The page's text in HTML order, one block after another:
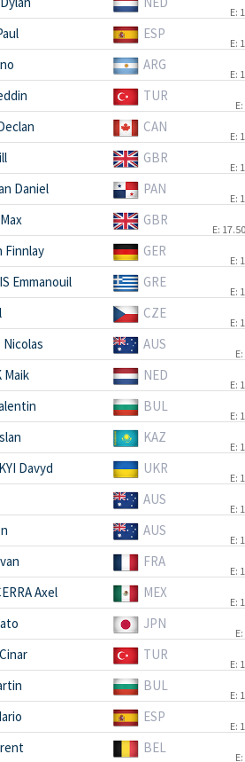
E:
ESP
E:
ARG
E:
TUR
CAN
E:
GBR
E:
Daniel PAN
E:
GBR
E:
Finnlay GER
E:
Emmanouil GRE
E:
CZE
E:
Nicolas AUS
Maik NED
E:
BUL
E:
KAZ
E:
Davyd UKR
E:
AUS
E:
AUS
E:
FRA
E:
Axel MEX
E:
JPN
TUR
E:
BUL
E:
ESP
E:
BEL